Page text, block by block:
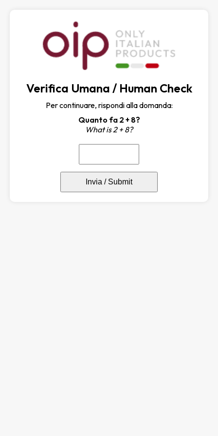
Verifica Umana / Human Check
Per continuare, rispondi alla domanda:
Quanto fa 2 + 8?
What is 2 + 8?
Invia / Submit